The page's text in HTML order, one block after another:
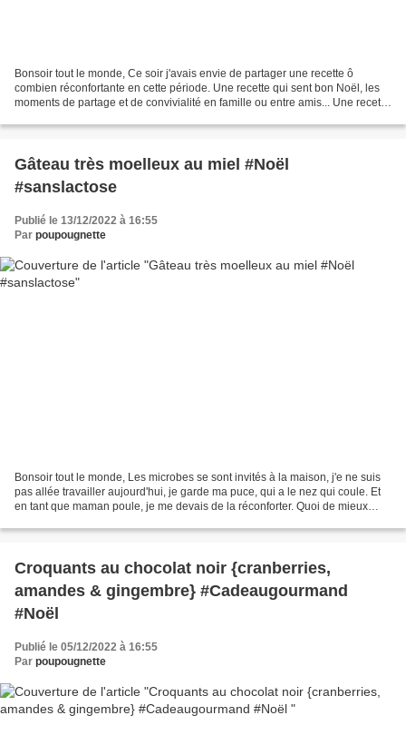
Bonsoir tout le monde, Ce soir j'avais envie de partager une recette ô
combien réconfortante en cette période. Une recette qui sent bon Noël, les
moments de partage et de convivialité en famille ou entre amis... Une recette
Gâteau très moelleux au miel #Noël
#sanslactose
Publié le 13/12/2022 à 16:55
Par poupougnette
Bonsoir tout le monde, Les microbes se sont invités à la maison, j'e ne suis
pas allée travailler aujourd'hui, je garde ma puce, qui a le nez qui coule. Et
en tant que maman poule, je me devais de la réconforter. Quoi de mieux
Croquants au chocolat noir {cranberries,
amandes & gingembre} #Cadeaugourmand
#Noël
Publié le 05/12/2022 à 16:55
Par poupougnette